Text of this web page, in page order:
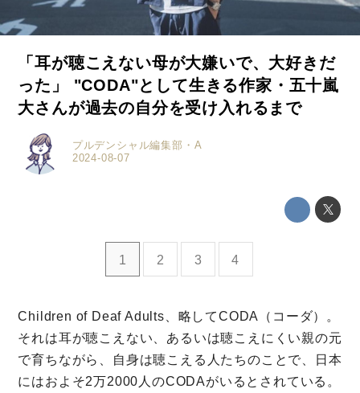
ミモザマガジンとは
My Rules
「耳が聴こえない母が大嫌いで、大好きだ
った」 "CODA"として生きる作家・五十嵐
大さんが過去の自分を受け入れるまで
2024-08-07
プルデンシャル編集部・A
1 2 3 4
Children of Deaf Adults、略してCODA（コーダ）。
それは耳が聴こえない、あるいは聴こえにくい親の元
で育ちながら、自身は聴こえる人たちのことで、日本
にはおよそ2万2000人のCODAがいるとされている。